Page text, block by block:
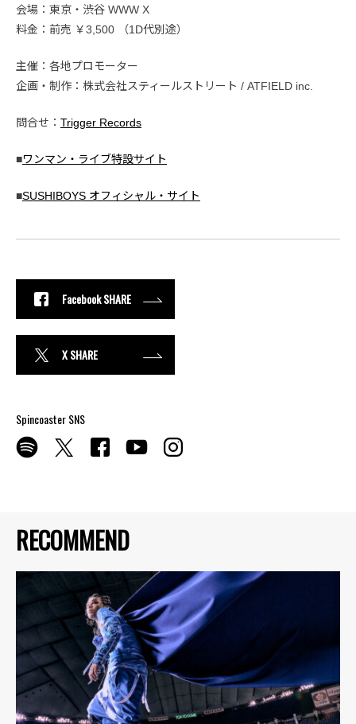
RECOMMEND
会場：東京・渋谷 WWW X
料金：前売 ￥3,500 （1D代別途）
主催：各地プロモーター
企画・制作：株式会社スティールストリート / ATFIELD inc.
問合せ： Trigger Records
■ワンマン・ライブ特設サイト
■SUSHIBOYS オフィシャル・サイト
Facebook SHARE
X SHARE
Spincoaster SNS